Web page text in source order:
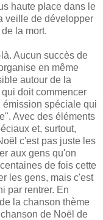
haute place dans le
veille de développer
la mort.
Aucun succès de
en même
autour de la
doit commencer
émission spéciale qui
Avec des éléments
et, surtout,
c'est pas juste les
aux gens qu'on
de fois cette
les gens, mais c'est
par rentrer. En
la chanson thème
de Noël de